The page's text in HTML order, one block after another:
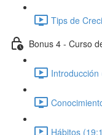
Tips de
Bonus 4 - Curso
Introducción
Hábitos